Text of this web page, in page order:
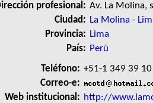
profesional: Av. La Molina,
Ciudad: La Molina -
Provincia: Lima
País: Perú
Teléfono: +51-1 349 39
Correo-e:
Web institucional: http://